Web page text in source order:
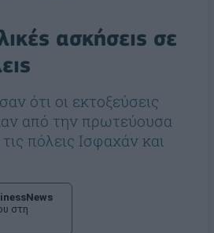
ασκήσεις σε
ότι οι εκτοξεύσεις
από την πρωτεύουσα
πόλεις Ισφαχάν και
στη